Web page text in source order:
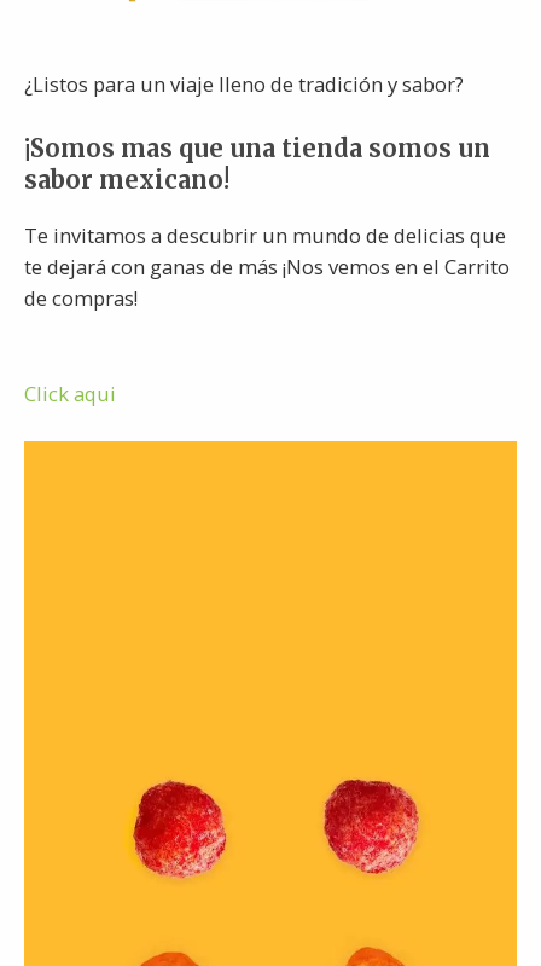
¿Listos para un viaje lleno de tradición y sabor?
¡Somos mas que una tienda somos un
sabor mexicano!
Te invitamos a descubrir un mundo de delicias que
te dejará con ganas de más ¡Nos vemos en el Carrito
de compras!
Click aqui